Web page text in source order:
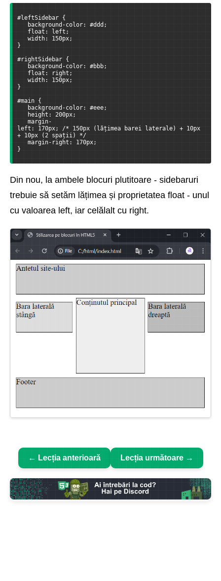
#leftSidebar {
background-color: #ddd;
float: left;
width: 150px;
}
#rightSidebar {
background-color: #bbb;
float: right;
width: 150px;
}
#main {
background-color: #eee;
height: 200px;
margin-
left: 170px; /* 150px (lățimea barei laterale) + 10px
+ 10px (2 spații) */
margin-right: 170px;
}
Din nou, la ambele blocuri plutitoare - sidebaruri
trebuie să setăm lățimea și proprietatea float - unul
cu valoarea left, iar celălalt cu right.
← Lecția anterioară Lecția următoare →